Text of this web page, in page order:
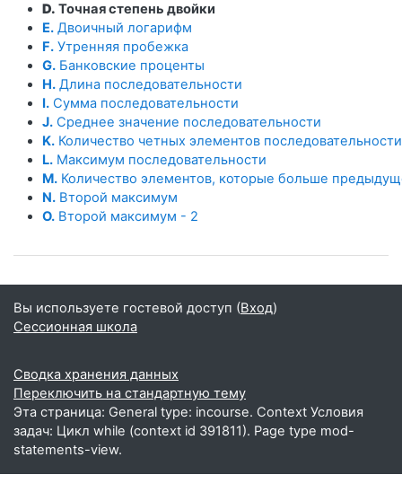
D. Точная степень двойки
E. Двоичный логарифм
F. Утренняя пробежка
G. Банковские проценты
H. Длина последовательности
I. Сумма последовательности
J. Среднее значение последовательности
K. Количество четных элементов последовательности
L. Максимум последовательности
M. Количество элементов, которые больше
N. Второй максимум
O. Второй максимум - 2
Вы используете гостевой доступ (Вход)
Сессионная школа
Сводка хранения данных
Переключить на стандартную тему
Эта страница: General type: incourse. Context Условия
задач: Цикл while (context id 391811). Page type mod-
statements-view.